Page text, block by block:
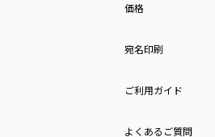
価格
宛名印刷
ご利用ガイド
よくあるご質問